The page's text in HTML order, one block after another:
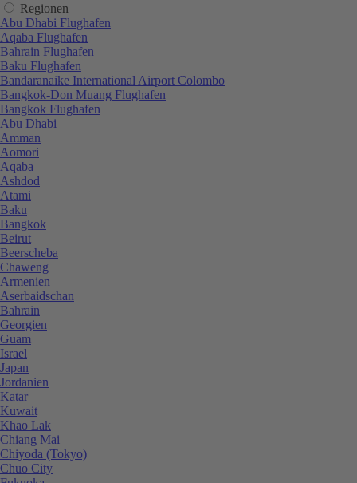
Regionen
Abu Dhabi Flughafen
Aqaba Flughafen
Bahrain Flughafen
Baku Flughafen
Bandaranaike International Airport Colombo
Bangkok-Don Muang Flughafen
Bangkok Flughafen
Abu Dhabi
Amman
Aomori
Aqaba
Ashdod
Atami
Baku
Bangkok
Beirut
Beerscheba
Chaweng
Armenien
Aserbaidschan
Bahrain
Georgien
Guam
Israel
Japan
Jordanien
Katar
Kuwait
Khao Lak
Chiang Mai
Chiyoda (Tokyo)
Chuo City